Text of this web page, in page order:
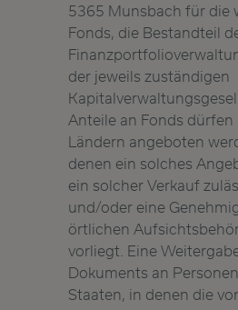
5365 Munsbach für die
Fonds, die Bestandteil
der jeweils zuständigen
Anteile an Fonds dürfen
Ländern angeboten
denen ein solches
ein solcher Verkauf
und/oder eine
örtlichen
vorliegt. Eine
Dokuments an
Staaten, in denen die